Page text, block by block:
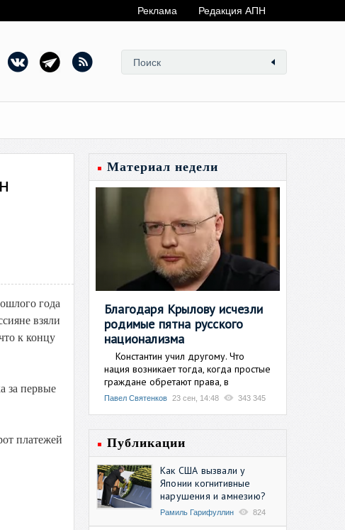
Реклама Редакция АПН
года
взяли
к концу
за первые
платежей
Материал недели
Благодаря Крылову исчезли
родимые пятна русского
национализма
Константин учил другому. Что
нация возникает тогда, когда простые
граждане обретают права, в
Павел Святенков 23 сен, 14:48 343 345
Публикации
Как США вызвали у
Японии когнитивные
нарушения и амнезию?
Рамиль Гарифуллин 824